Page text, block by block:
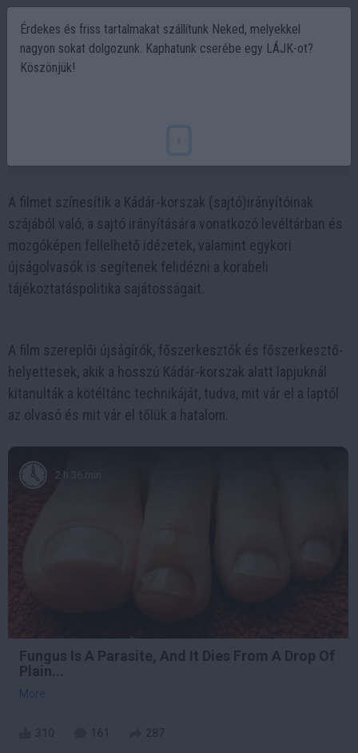
A filmet színesítik a Kádár-korszak (sajtó)irányítóinak
szájából való, a sajtó irányítására vonatkozó levéltárban és
mozgóképen fellelhető idézetek, valamint egykori
újságolvasók is segítenek felidézni a korabeli
tájékoztatáspolitika sajátosságait.
A film szereplői újságírók, főszerkesztők és főszerkesztő-
helyettesek, akik a hosszú Kádár-korszak alatt lapjuknál
kitanulták a kötéltánc technikáját, tudva, mit vár el a laptól
az olvasó és mit vár el tőlük a hatalom.
2 h 36 min
Fungus Is A Parasite, And It Dies From A Drop Of
Plain...
More
Érdekes és friss tartalmakat szállítunk Neked, melyekkel
nagyon sokat dolgozunk. Kaphatunk cserébe egy LÁJK-ot?
Köszönjük!